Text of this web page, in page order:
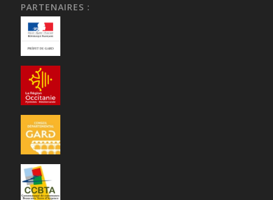
PARTENAIRES :